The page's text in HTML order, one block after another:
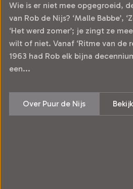
Wie is er niet mee opgegroeid,
van Rob de Nijs? ‘Malle Babbe’,
‘Het werd zomer’; je zingt ze
wilt of niet. Vanaf ‘Ritme van de
1963 had Rob elk bijna
een...
Over Puur de Nijs